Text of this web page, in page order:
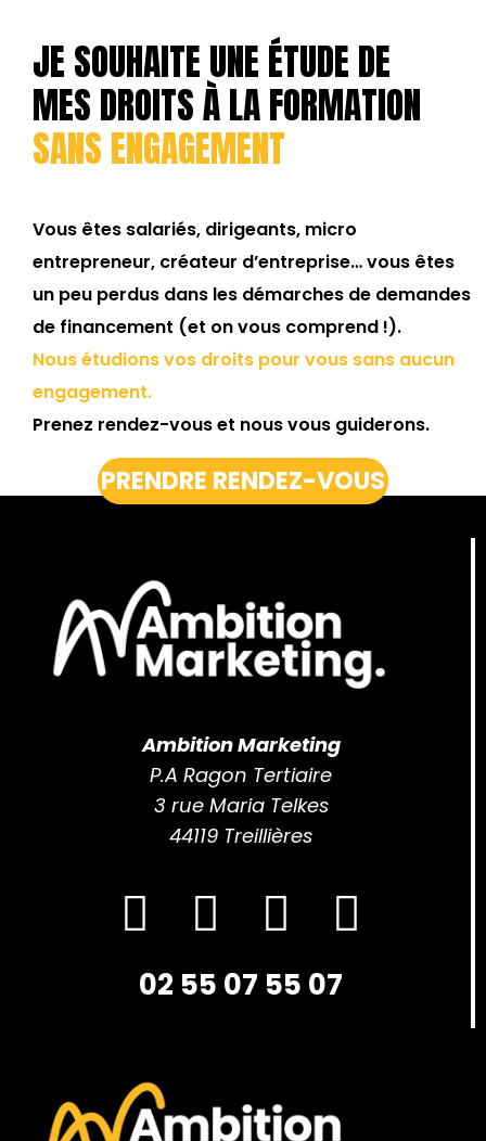
JE SOUHAITE UNE ÉTUDE DE
MES DROITS À LA FORMATION
SANS ENGAGEMENT
Vous êtes salariés, dirigeants, micro
entrepreneur, créateur d’entreprise… vous êtes
un peu perdus dans les démarches de demandes
de financement (et on vous comprend !).
Nous étudions vos droits pour vous sans aucun
engagement.
Prenez rendez-vous et nous vous guiderons.
PRENDRE RENDEZ-VOUS
Ambition Marketing
P.A Ragon Tertiaire
3 rue Maria Telkes
44119 Treillières
02 55 07 55 07